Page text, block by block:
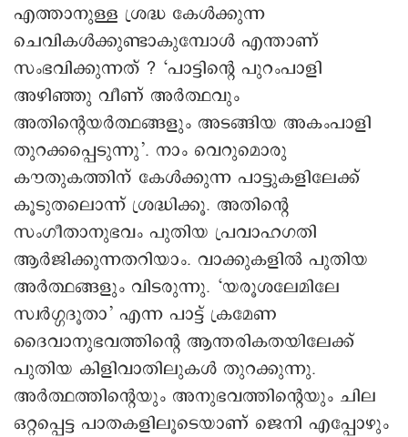
എത്താനുള്ള ശ്രദ്ധ കേള്‍ക്കുന്ന
ചെവികള്‍ക്കുണ്ടാകുമ്പോള്‍ എന്താണ്
സംഭവിക്കുന്നത് ? ‘പാട്ടിന്റെ പുറംപാളി
അഴിഞ്ഞു വീണ് അര്‍ത്ഥവും
അതിന്റെയര്‍ത്ഥങ്ങളും അടങ്ങിയ അകംപാളി
തുറക്കപ്പെടുന്നു’. നാം വെറുമൊരു
കൗതുകത്തിന് കേള്‍ക്കുന്ന പാട്ടുകളിലേക്ക്
കൂടുതലൊന്ന് ശ്രദ്ധിക്കൂ. അതിന്റെ
സംഗീതാനുഭവം പുതിയ പ്രവാഹഗതി
ആര്‍ജിക്കുന്നതറിയാം. വാക്കുകളില്‍ പുതിയ
അര്‍ത്ഥങ്ങളും വിടരുന്നു. ‘യരൂശലേമിലേ
സ്വര്‍ഗ്ഗദൂതാ’ എന്ന പാട്ട് ക്രമേണ
ദൈവാനുഭവത്തിന്റെ ആന്തരികതയിലേക്ക്
പുതിയ കിളിവാതിലുകള്‍ തുറക്കുന്നു.
അര്‍ത്ഥത്തിന്റെയും അനുഭവത്തിന്റെയും ചില
ഒറ്റപ്പെട്ട പാതകളിലൂടെയാണ് ജെനി എപ്പോഴും